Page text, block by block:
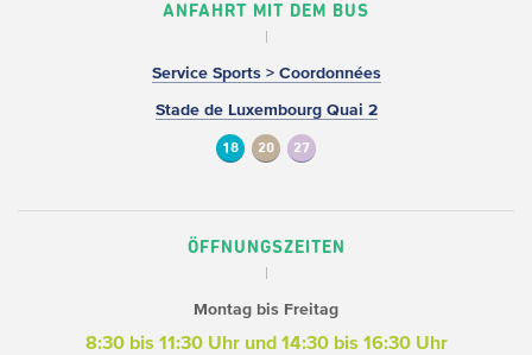
ANFAHRT MIT DEM BUS
Service Sports > Coordonnées
Stade de Luxembourg Quai 2
18 20 27
ÖFFNUNGSZEITEN
Montag bis Freitag
8:30 bis 11:30 Uhr und 14:30 bis 16:30 Uhr